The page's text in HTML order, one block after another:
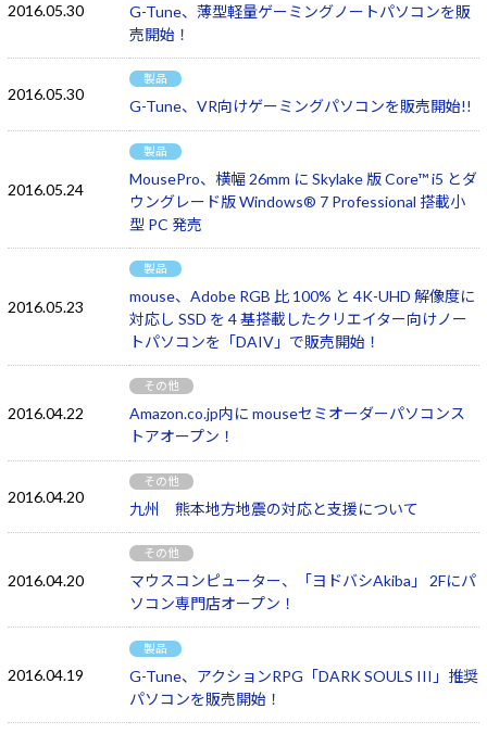
2016.05.30
G-Tune、薄型軽量ゲーミングノートパソコンを販
売開始！
2016.05.30
製品
G-Tune、VR向けゲーミングパソコンを販売開始!!
2016.05.24
製品
MousePro、横幅 26mm に Skylake 版 Core™ i5 とダ
ウングレード版 Windows® 7 Professional 搭載小
型 PC 発売
2016.05.23
製品
mouse、Adobe RGB 比 100% と 4K-UHD 解像度に
対応し SSD を 4 基搭載したクリエイター向けノー
トパソコンを「DAIV」で販売開始！
2016.04.22
その他
Amazon.co.jp内に mouseセミオーダーパソコンス
トアオープン！
2016.04.20
その他
九州 熊本地方地震の対応と支援について
2016.04.20
その他
マウスコンピューター、「ヨドバシAkiba」 2Fにパ
ソコン専門店オープン！
2016.04.19
製品
G-Tune、アクションRPG「DARK SOULS III」推奨
パソコンを販売開始！